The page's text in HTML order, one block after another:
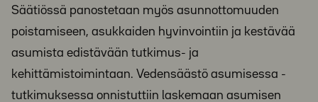
Säätiössä panostetaan myös asunnottomuuden
poistamiseen, asukkaiden hyvinvointiin ja kestävää
asumista edistävään tutkimus- ja
kehittämistoimintaan. Vedensäästö asumisessa -
tutkimuksessa onnistuttiin laskemaan asumisen